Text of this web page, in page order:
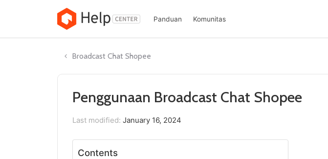
Panduan Komunitas
Broadcast Chat Shopee
Penggunaan Broadcast Chat Shopee
Last modified: January 16, 2024
Contents